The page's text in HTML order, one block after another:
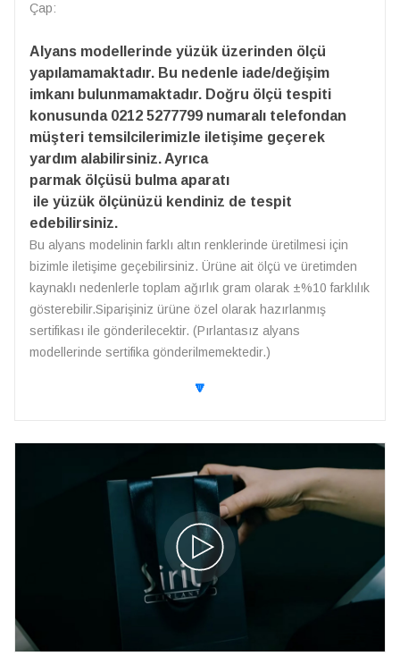
Çap:
Alyans modellerinde yüzük üzerinden ölçü
yapılamamaktadır. Bu nedenle iade/değişim
imkanı bulunmamaktadır. Doğru ölçü tespiti
konusunda 0212 5277799 numaralı telefondan
müşteri temsilcilerimizle iletişime geçerek
yardım alabilirsiniz. Ayrıca
parmak ölçüsü bulma aparatı
ile yüzük ölçünüzü kendiniz de tespit
edebilirsiniz.
Bu alyans modelinin farklı altın renklerinde üretilmesi için
bizimle iletişime geçebilirsiniz. Ürüne ait ölçü ve üretimden
kaynaklı nedenlerle toplam ağırlık gram olarak ±%10 farklılık
gösterebilir.Siparişiniz ürüne özel olarak hazırlanmış
sertifikası ile gönderilecektir. (Pırlantasız alyans
modellerinde sertifika gönderilmemektedir.)
🔽